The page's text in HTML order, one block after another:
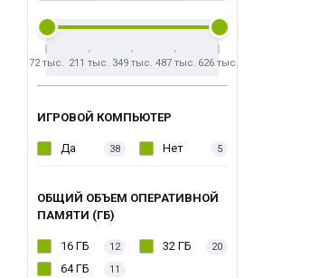
72 тыс. 211 тыс. 349 тыс. 487 тыс. 626 тыс.
ИГРОВОЙ КОМПЬЮТЕР
Да 38 Нет 5
ОБЩИЙ ОБЪЕМ ОПЕРАТИВНОЙ
ПАМЯТИ (ГБ)
16 ГБ 12 32 ГБ 20
64 ГБ 11